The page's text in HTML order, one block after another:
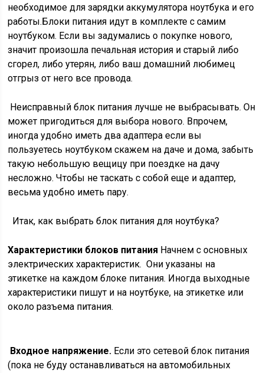
необходимое для зарядки аккумулятора ноутбука и его
работы.Блоки питания идут в комплекте с самим
ноутбуком. Если вы задумались о покупке нового,
значит произошла печальная история и старый либо
сгорел, либо утерян, либо ваш домашний любимец
отгрыз от него все провода.
Неисправный блок питания лучше не выбрасывать. Он
может пригодиться для выбора нового. Впрочем,
иногда удобно иметь два адаптера если вы
пользуетесь ноутбуком скажем на даче и дома, забыть
такую небольшую вещицу при поездке на дачу
несложно. Чтобы не таскать с собой еще и адаптер,
весьма удобно иметь пару.
Итак, как выбрать блок питания для ноутбука?
Характеристики блоков питания Начнем с основных
электрических характеристик. Они указаны на
этикетке на каждом блоке питания. Иногда выходные
характеристики пишут и на ноутбуке, на этикетке или
около разъема питания.
Входное напряжение. Если это сетевой блок питания
(пока не буду останавливаться на автомобильных